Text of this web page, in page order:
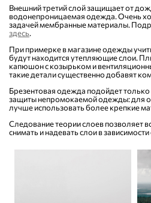
Внешний третий слой защищает от
водонепроницаемая одежда. Очень
задачей мембранные материалы.
здесь.
При примерке в магазине одежды
будут находится утепляющие слои.
капюшон с козырьком и
такие детали существенно добавят
Брезентовая одежда подойдет
защиты непромокаемой одежды: для
лучше использовать более крепкие
Следование теории слоев позволяет
снимать и надевать слои в